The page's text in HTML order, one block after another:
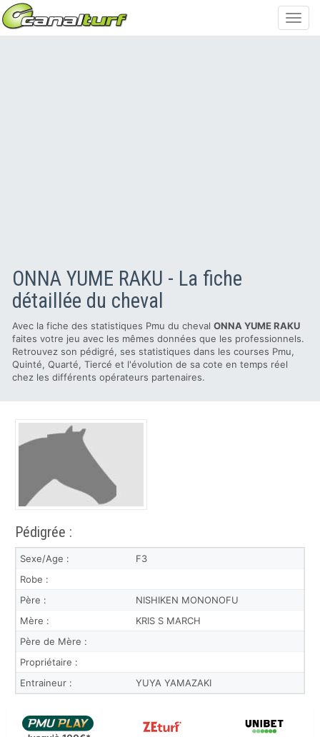
ONNA YUME RAKU - La fiche
détaillée du cheval
Avec la fiche des statistiques Pmu du cheval ONNA YUME RAKU
faites votre jeu avec les mêmes données que les professionnels.
Retrouvez son pédigré, ses statistiques dans les courses Pmu,
Quinté, Quarté, Tiercé et l'évolution de sa cote en temps réel
chez les différents opérateurs partenaires.
Pédigrée :
Sexe/Age :
F3
Robe :
Père :
NISHIKEN MONONOFU
Mère :
KRIS S MARCH
Père de Mère :
Propriétaire :
Entraineur :
YUYA YAMAZAKI